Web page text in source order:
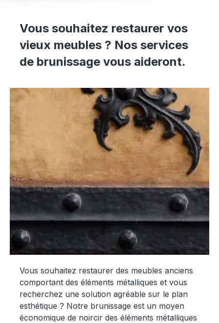
Vous souhaitez restaurer vos
vieux meubles ? Nos services
de brunissage vous aideront.
Vous souhaitez restaurer des meubles anciens
comportant des éléments métalliques et vous
recherchez une solution agréable sur le plan
esthétique ? Notre brunissage est un moyen
économique de noircir des éléments métalliques